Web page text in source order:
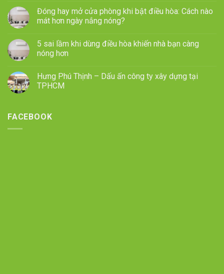
Đóng hay mở cửa phòng khi bật điều hòa: Cách nào
mát hơn ngày nắng nóng?
5 sai lầm khi dùng điều hòa khiến nhà bạn càng
nóng hơn
Hưng Phú Thịnh – Dấu ấn công ty xây dựng tại
TPHCM
FACEBOOK